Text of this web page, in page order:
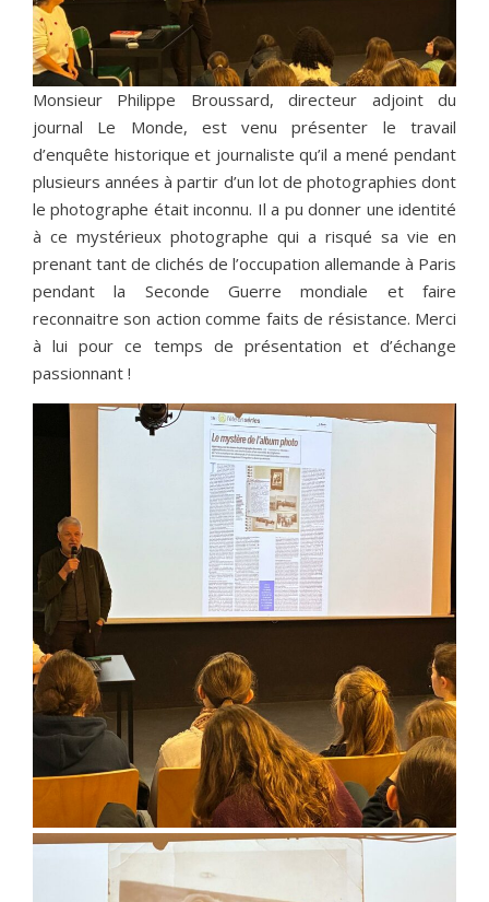
Monsieur Philippe Broussard, directeur adjoint du
journal Le Monde, est venu présenter le travail
d’enquête historique et journaliste qu’il a mené pendant
plusieurs années à partir d’un lot de photographies dont
le photographe était inconnu. Il a pu donner une identité
à ce mystérieux photographe qui a risqué sa vie en
prenant tant de clichés de l’occupation allemande à Paris
pendant la Seconde Guerre mondiale et faire
reconnaitre son action comme faits de résistance. Merci
à lui pour ce temps de présentation et d’échange
passionnant !